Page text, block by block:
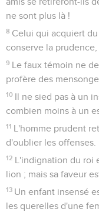
ne sont plus là !
8 Celui qui acquiert
conserve la
9 Le faux témoin ne
profère des
10 Il ne sied pas à un
combien moins à un
11 L'homme prudent
d'oublier les offenses.
12 L'indignation du roi
lion ; mais sa faveur
13 Un enfant insensé
les querelles d'une